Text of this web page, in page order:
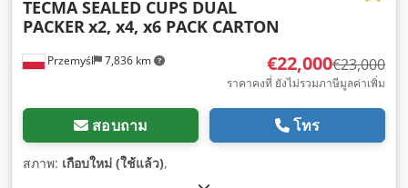
Przemyśl 7,836 km
TECMA SEALED CUPS DUAL
PACKERx2, x4, x6 PACK CARTON
€22,000€23,000
ราคาคงที่ ยังไม่รวมภาษีมูลค่าเพิ่ม
สอบถาม โทร
สภาพ: เกือบใหม่ (ใช้แล้ว),